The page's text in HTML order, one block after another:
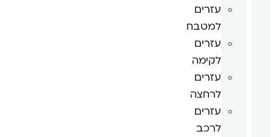
עזרים
למטבח
עזרים
לקימה
עזרים
לרחצה
עזרים
לרכב